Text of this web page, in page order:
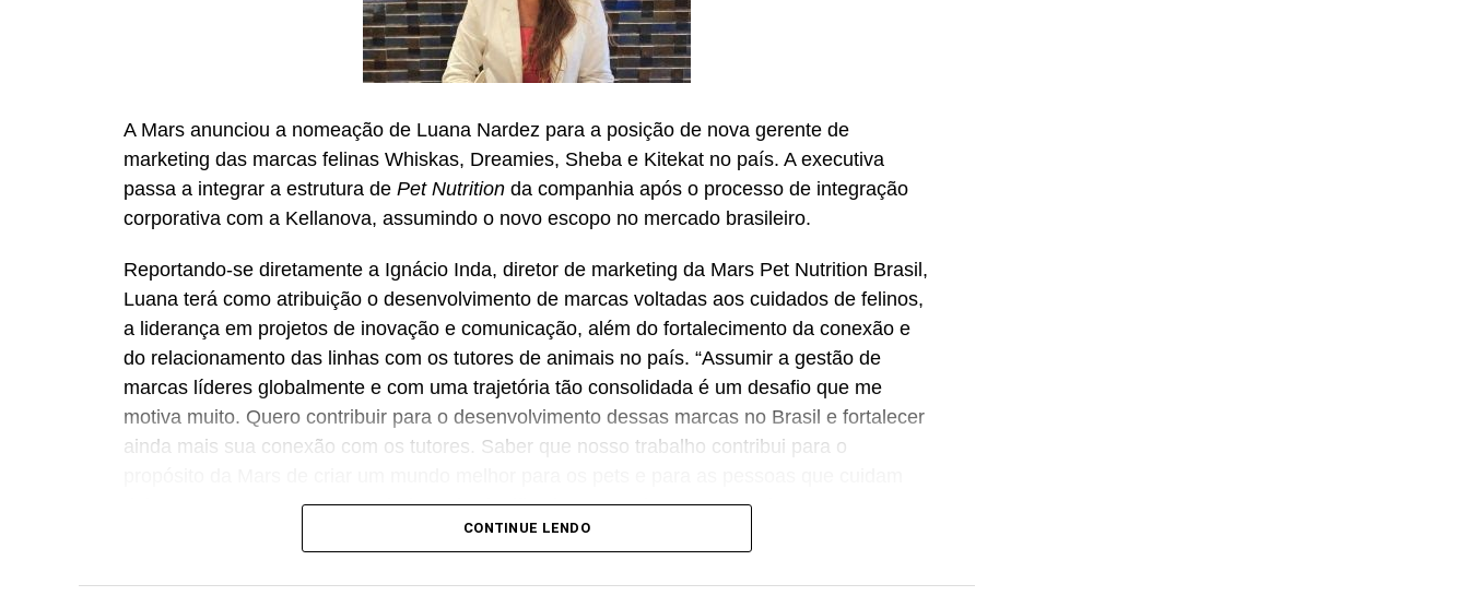
A Mars anunciou a nomeação de Luana Nardez para a posição de nova gerente de
marketing das marcas felinas Whiskas, Dreamies, Sheba e Kitekat no país. A executiva
passa a integrar a estrutura de Pet Nutrition da companhia após o processo de integração
corporativa com a Kellanova, assumindo o novo escopo no mercado brasileiro.
Reportando-se diretamente a Ignácio Inda, diretor de marketing da Mars Pet Nutrition Brasil,
Luana terá como atribuição o desenvolvimento de marcas voltadas aos cuidados de felinos,
a liderança em projetos de inovação e comunicação, além do fortalecimento da conexão e
do relacionamento das linhas com os tutores de animais no país. “Assumir a gestão de
marcas líderes globalmente e com uma trajetória tão consolidada é um desafio que me
motiva muito. Quero contribuir para o desenvolvimento dessas marcas no Brasil e fortalecer
ainda mais sua conexão com os tutores. Saber que nosso trabalho contribui para o
deles torna essa nova etapa ainda mais significativa”, ressalta Luana Nardez.
Para o diretor da área, a movimentação reforça a competitividade da empresa no setor. “A
Luana reúne uma sólida experiência em marketing, inovação e gestão de marcas. Sua visão
CONTINUE LENDO